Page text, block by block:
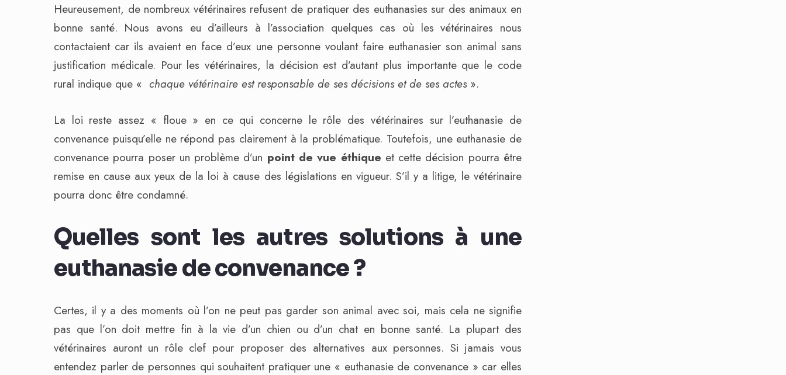
Heureusement, de nombreux vétérinaires refusent de pratiquer des euthanasies sur des animaux en
bonne santé. Nous avons eu d’ailleurs à l’association quelques cas où les vétérinaires nous
contactaient car ils avaient en face d’eux une personne voulant faire euthanasier son animal sans
justification médicale. Pour les vétérinaires, la décision est d’autant plus importante que le code
rural indique que « chaque vétérinaire est responsable de ses décisions et de ses actes».
La loi reste assez « floue » en ce qui concerne le rôle des vétérinaires sur l’euthanasie de
convenance puisqu’elle ne répond pas clairement à la problématique. Toutefois, une euthanasie de
convenance pourra poser un problème d’un point de vue éthique et cette décision pourra être
remise en cause aux yeux de la loi à cause des législations en vigueur. S’il y a litige, le vétérinaire
pourra donc être condamné.
Quelles sont les autres solutions à une
euthanasie de convenance ?
Certes, il y a des moments où l’on ne peut pas garder son animal avec soi, mais cela ne signifie
pas que l’on doit mettre fin à la vie d’un chien ou d’un chat en bonne santé. La plupart des
vétérinaires auront un rôle clef pour proposer des alternatives aux personnes. Si jamais vous
entendez parler de personnes qui souhaitent pratiquer une « euthanasie de convenance » car elles